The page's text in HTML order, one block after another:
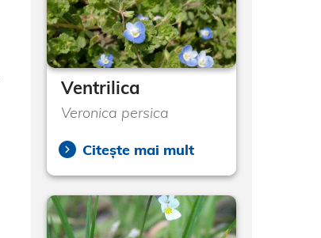
Ventrilica
Veronica persica
Citește mai mult